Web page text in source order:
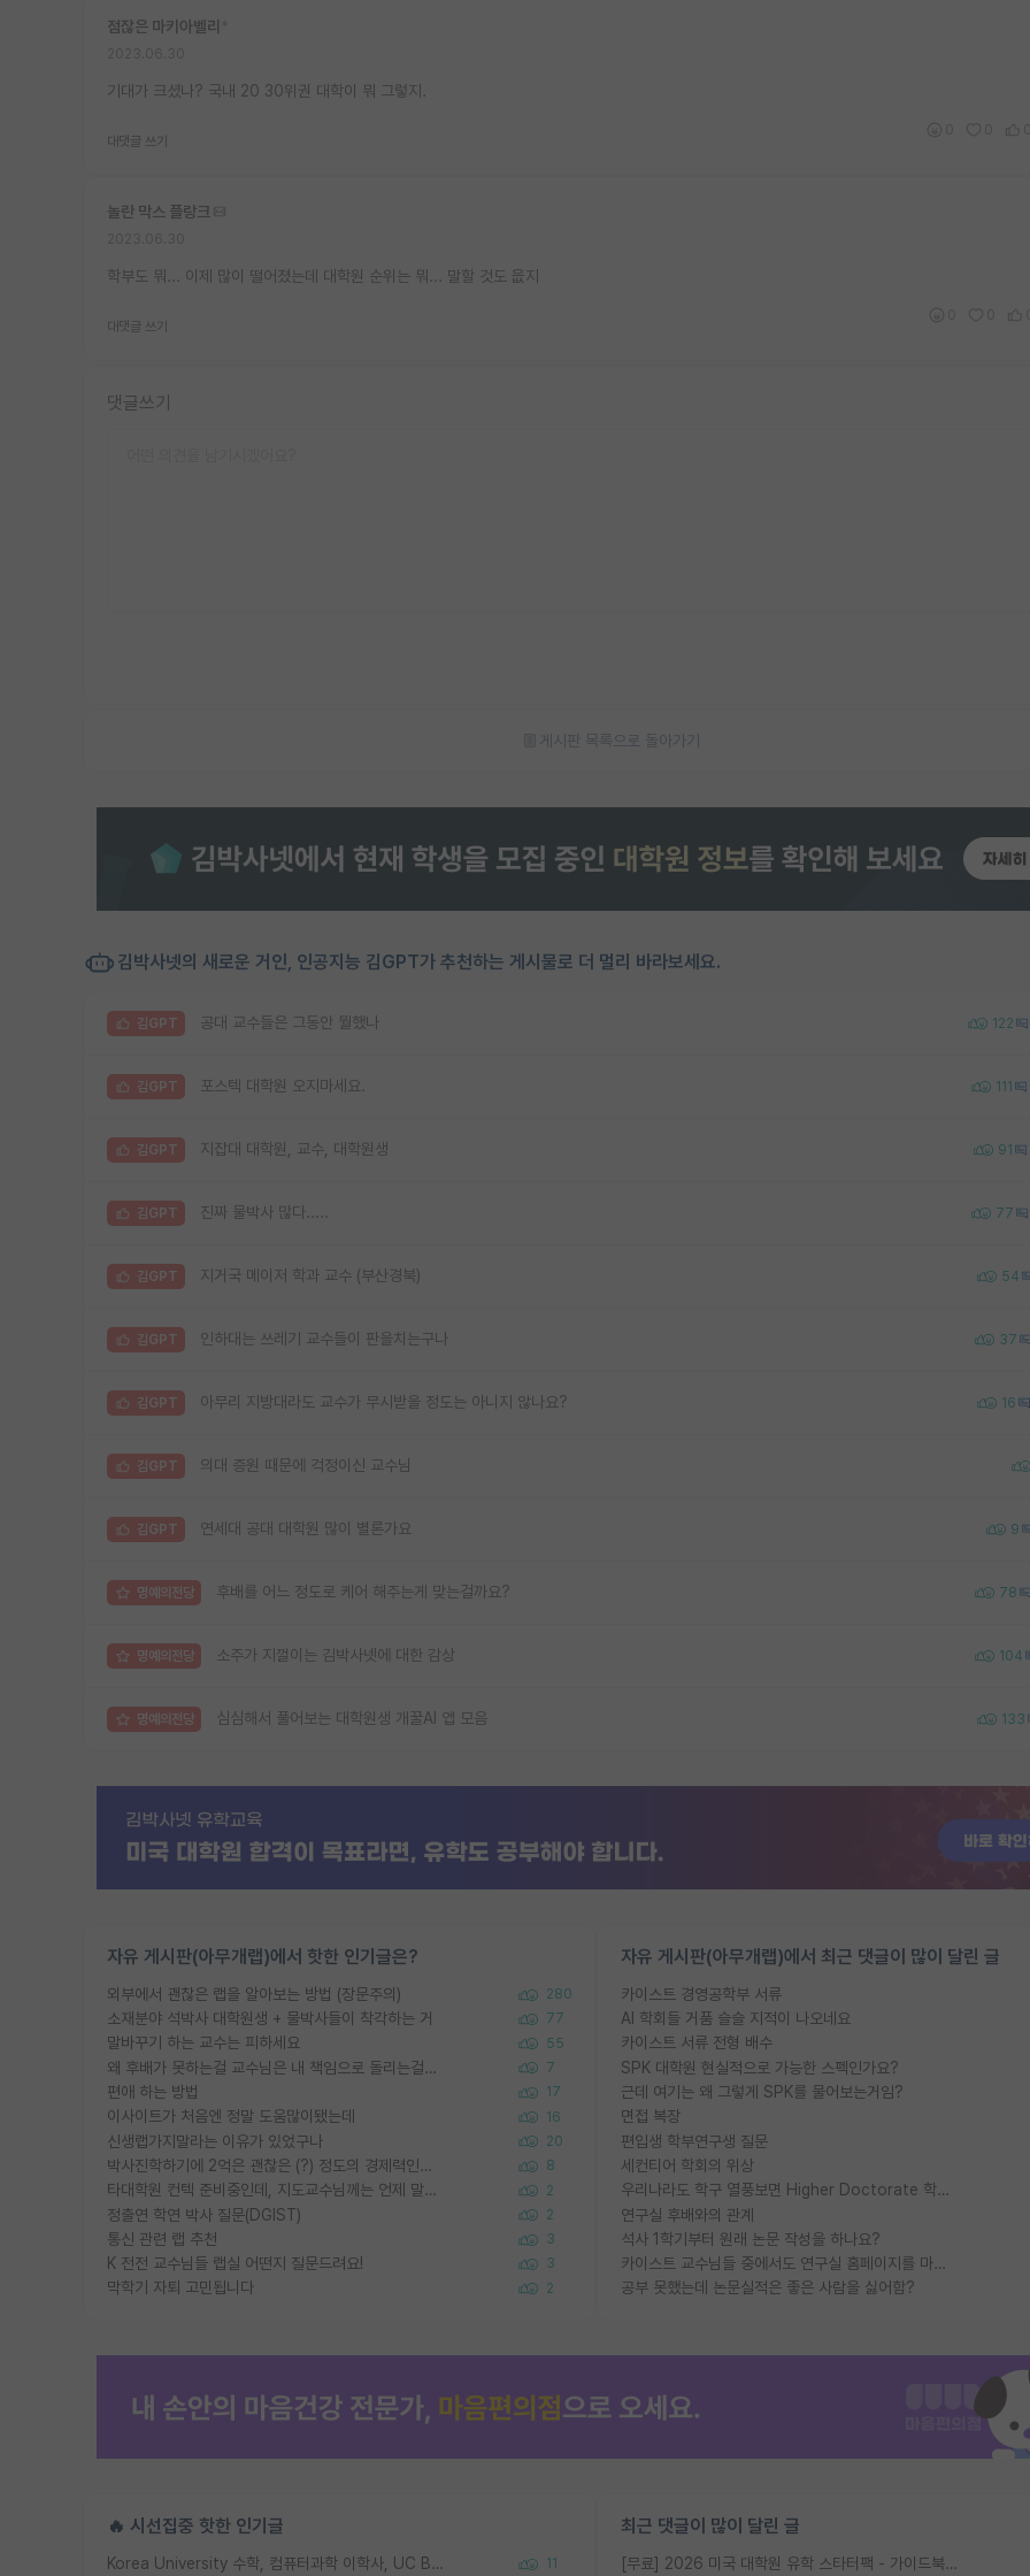
점잖은 마키아벨리
기대가 크셨나? 국내 20 30위권 대학이 뭐 그렇지.
대댓글 쓰기
놀란 막스 플랑크
학부도 뭐... 이제 많이 떨어졌는데 대학원 순위는 뭐... 말할 것도 읎지
대댓글 쓰기
댓글쓰기
게시판 목록으로 돌아가기
김박사넷의 새로운 거인, 인공지능 김GPT가 추천하는 게시물로 더 멀리 바라보세요.
김GPT 공대 교수들은 그동안 뭘했나 122
김GPT 포스텍 대학원 오지마세요. 111
김GPT 지잡대 대학원, 교수, 대학원생 91
김GPT 진짜 물박사 많다..... 77
김GPT 지거국 메이저 학과 교수 (부산경북) 54
김GPT 인하대는 쓰레기 교수들이 판을치는구나 37
김GPT 아무리 지방대라도 교수가 무시받을 정도는 아니지 않나요? 16
김GPT 의대 증원 때문에 걱정이신 교수님
김GPT 연세대 공대 대학원 많이 별론가요 9
명예의전당 후배를 어느 정도로 케어 해주는게 맞는걸까요? 78
명예의전당 소주가 지껄이는 김박사넷에 대한 감상 104
명예의전당 심심해서 풀어보는 대학원생 개꿀AI 앱 모음 133
자유 게시판(아무개랩)에서 핫한 인기글은?
외부에서 괜찮은 랩을 알아보는 방법 (장문주의) 280
소재분야 석박사 대학원생 + 물박사들이 착각하는 거 77
말바꾸기 하는 교수는 피하세요 55
왜 후배가 못하는걸 교수님은 내 책임으로 돌리는걸까요? 7
편애 하는 방법 17
이사이트가 처음엔 정말 도움많이됐는데 16
신생랩가지말라는 이유가 있었구나 20
박사진학하기에 2억은 괜찮은 (?) 정도의 경제력인가요 8
타대학원 컨텍 준비중인데, 지도교수님께는 언제 말씀드려야 할까요? 2
정출연 학연 박사 질문(DGIST) 2
통신 관련 랩 추천 3
K 전전 교수님들 랩실 어떤지 질문드려요! 3
막학기 자퇴 고민됩니다 2
자유 게시판(아무개랩)에서 최근 댓글이 많이 달린 글
카이스트 경영공학부 서류
AI 학회들 거품 슬슬 지적이 나오네요
카이스트 서류 전형 배수
SPK 대학원 현실적으로 가능한 스펙인가요?
근데 여기는 왜 그렇게 SPK를 물어보는거임?
면접 복장
편입생 학부연구생 질문
세컨티어 학회의 위상
우리나라도 학구 열풍보면 Higher Doctorate 학위가 필요하다고 봅니다.
연구실 후배와의 관계
석사 1학기부터 원래 논문 작성을 하나요?
카이스트 교수님들 중에서도 연구실 홈페이지를 마련 안 하신 분들이 계시던데
공부 못했는데 논문실적은 좋은 사람을 싫어함?
🔥 시선집중 핫한 인기글
Korea University 수학, 컴퓨터과학 이학사, UC Berkeley 산업공학 대학원 공학박사가 되는 것은 쉽지 않겠죠? 11
최근 댓글이 많이 달린 글
[무료] 2026 미국 대학원 유학 스타터팩 - 가이드북 & 합격자 컨택메일 템플릿